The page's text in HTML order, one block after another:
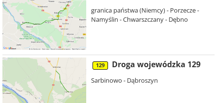
granica państwa (Niemcy) - Porzecze -
Namyślin - Chwarszczany - Dębno
129 Droga wojewódzka 129
Sarbinowo - Dąbroszyn